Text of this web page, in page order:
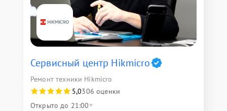
Сервисный центр Hikmicro
Ремонт техники Hikmicro
5,0306 оценки
Открыто до 21:00